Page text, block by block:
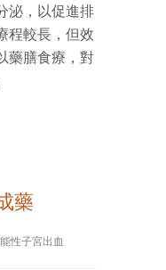
泌，以促進排
程較長，但效
藥膳食療，對
藥
性子宮出血